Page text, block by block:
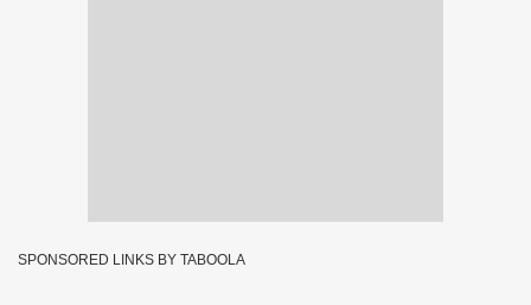
SPONSORED LINKS BY TABOOLA